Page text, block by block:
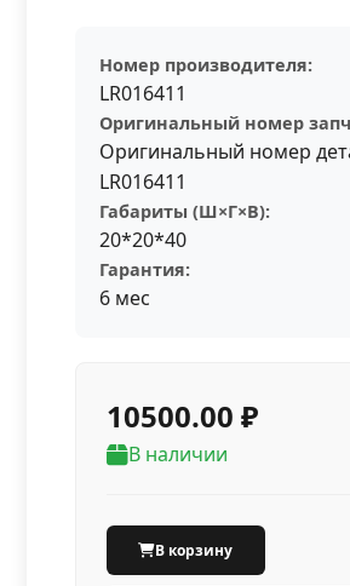
Номер производителя:
LR016411
Оригинальный номер
Оригинальный номер
LR016411
Габариты (Ш×Г×В):
20*20*40
Гарантия:
6 мес
10500.00 ₽
В наличии
В корзину